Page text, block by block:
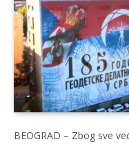
BEOGRAD – Zbog sve